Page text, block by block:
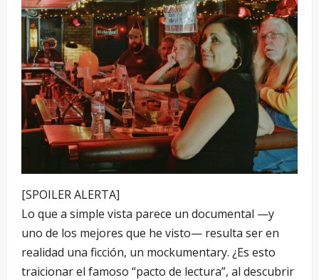
[SPOILER ALERTA]
Lo que a simple vista parece un documental —y
uno de los mejores que he visto— resulta ser en
realidad una ficción, un mockumentary. ¿Es esto
traicionar el famoso “pacto de lectura”, al descubrir